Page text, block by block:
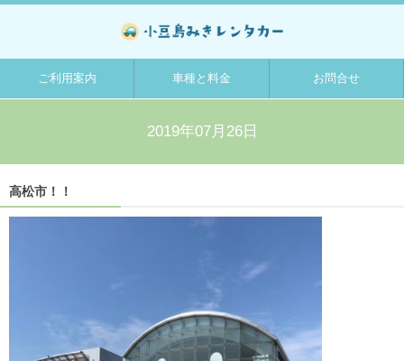
ご利用案内 車種と料金 お問合せ
2019年07月26日
高松市！！